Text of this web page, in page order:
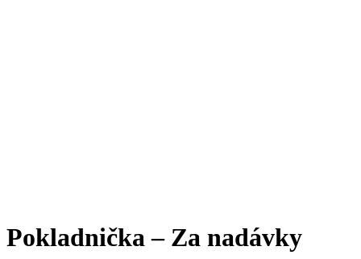
Pokladnička – Za nadávky